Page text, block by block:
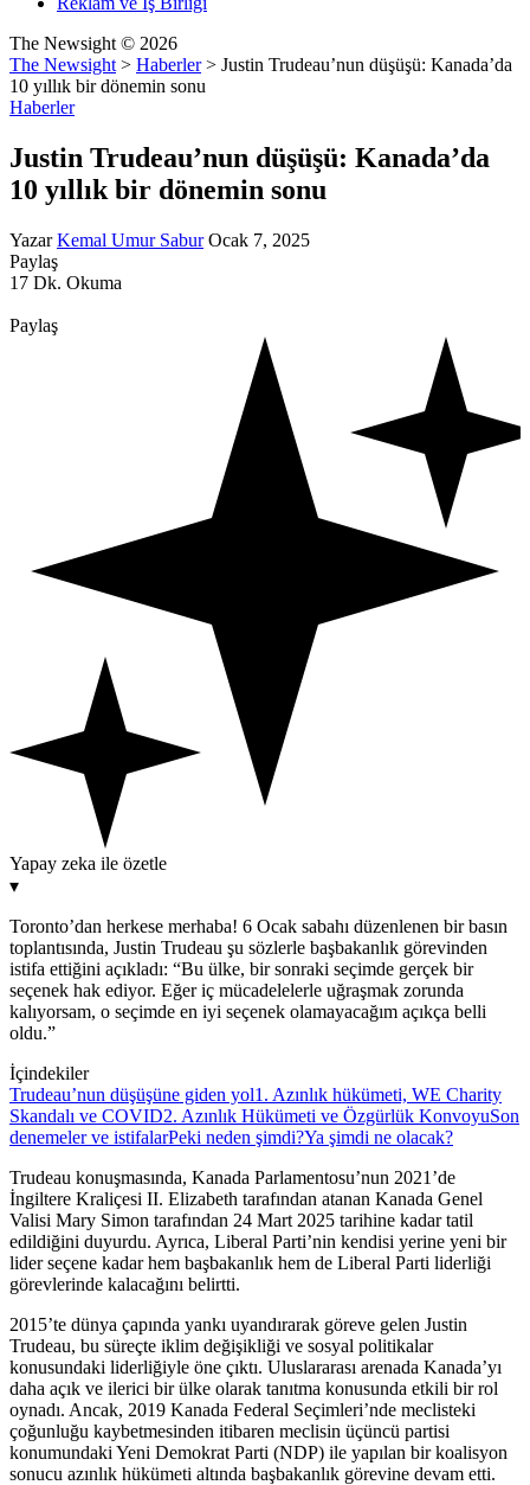
The Newsight © 2026
The Newsight > Haberler> Justin Trudeau’nun düşüşü: Kanada’da
10 yıllık bir dönemin sonu
Haberler
Justin Trudeau’nun düşüşü: Kanada’da
10 yıllık bir dönemin sonu
Yazar Kemal Umur Sabur Ocak 7, 2025
Paylaş
17 Dk. Okuma
Paylaş
Yapay zeka ile özetle
▾
Toronto’dan herkese merhaba! 6 Ocak sabahı düzenlenen bir basın
toplantısında, Justin Trudeau şu sözlerle başbakanlık görevinden
istifa ettiğini açıkladı: “Bu ülke, bir sonraki seçimde gerçek bir
seçenek hak ediyor. Eğer iç mücadelelerle uğraşmak zorunda
kalıyorsam, o seçimde en iyi seçenek olamayacağım açıkça belli
oldu.”
İçindekiler
Trudeau’nun düşüşüne giden yol1. Azınlık hükümeti, WE Charity
Skandalı ve COVID2. Azınlık Hükümeti ve Özgürlük KonvoyuSon
denemeler ve istifalarPeki neden şimdi?Ya şimdi ne olacak?
Trudeau konuşmasında, Kanada Parlamentosu’nun 2021’de
İngiltere Kraliçesi II. Elizabeth tarafından atanan Kanada Genel
Valisi Mary Simon tarafından 24 Mart 2025 tarihine kadar tatil
edildiğini duyurdu. Ayrıca, Liberal Parti’nin kendisi yerine yeni bir
lider seçene kadar hem başbakanlık hem de Liberal Parti liderliği
görevlerinde kalacağını belirtti.
2015’te dünya çapında yankı uyandırarak göreve gelen Justin
Trudeau, bu süreçte iklim değişikliği ve sosyal politikalar
konusundaki liderliğiyle öne çıktı. Uluslararası arenada Kanada’yı
daha açık ve ilerici bir ülke olarak tanıtma konusunda etkili bir rol
oynadı. Ancak, 2019 Kanada Federal Seçimleri’nde meclisteki
çoğunluğu kaybetmesinden itibaren meclisin üçüncü partisi
konumundaki Yeni Demokrat Parti (NDP) ile yapılan bir koalisyon
sonucu azınlık hükümeti altında başbakanlık görevine devam etti.